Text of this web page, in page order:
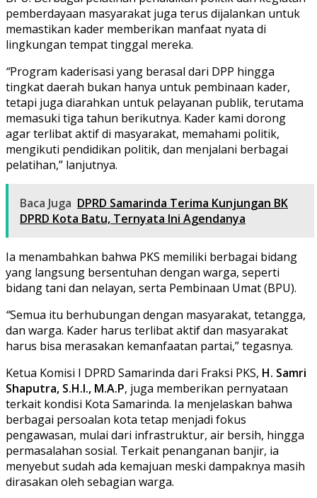
pemberdayaan masyarakat juga terus dijalankan untuk
memastikan kader memberikan manfaat nyata di
lingkungan tempat tinggal mereka.
“Program kaderisasi yang berasal dari DPP hingga
tingkat daerah bukan hanya untuk pembinaan kader,
tetapi juga diarahkan untuk pelayanan publik, terutama
memasuki tiga tahun berikutnya. Kader kami dorong
agar terlibat aktif di masyarakat, memahami politik,
mengikuti pendidikan politik, dan menjalani berbagai
pelatihan,” lanjutnya.
Baca Juga DPRD Samarinda Terima Kunjungan BK
DPRD Kota Batu, Ternyata Ini Agendanya
Ia menambahkan bahwa PKS memiliki berbagai bidang
yang langsung bersentuhan dengan warga, seperti
bidang tani dan nelayan, serta Pembinaan Umat (BPU).
“Semua itu berhubungan dengan masyarakat, tetangga,
dan warga. Kader harus terlibat aktif dan masyarakat
harus bisa merasakan kemanfaatan partai,” tegasnya.
Ketua Komisi I DPRD Samarinda dari Fraksi PKS, H. Samri
Shaputra, S.H.I., M.A.P, juga memberikan pernyataan
terkait kondisi Kota Samarinda. Ia menjelaskan bahwa
berbagai persoalan kota tetap menjadi fokus
pengawasan, mulai dari infrastruktur, air bersih, hingga
permasalahan sosial. Terkait penanganan banjir, ia
menyebut sudah ada kemajuan meski dampaknya masih
dirasakan oleh sebagian warga.